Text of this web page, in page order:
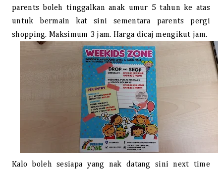
parents boleh tinggalkan anak umur 5 tahun ke atas
untuk bermain kat sini sementara parents pergi
shopping. Maksimum 3 jam. Harga dicaj mengikut jam.
Kalo boleh sesiapa yang nak datang sini next time